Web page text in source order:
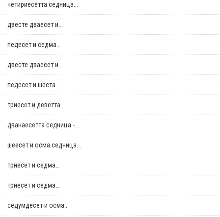
четириесетта седница...
двестe дваесет и...
педесет и седма...
двестe дваесет и...
педесет и шеста...
триесет и деветта...
дванаесетта седница -...
шеесет и осма седница...
триесет и седма...
триесет и седма...
седумдесет и осма...